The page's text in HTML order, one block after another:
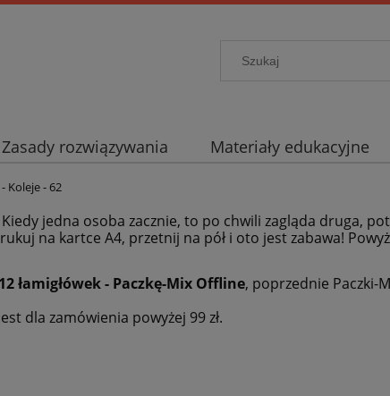
Zasady rozwiązywania Materiały edukacyjne
Koleje - 62
Kiedy jedna osoba zacznie, to po chwili zagląda druga,
na kartce A4, przetnij na pół i oto jest zabawa!
12 łamigłówek - Paczkę-Mix Offline, poprzednie Paczki-
dla zamówienia powyżej 99 zł.